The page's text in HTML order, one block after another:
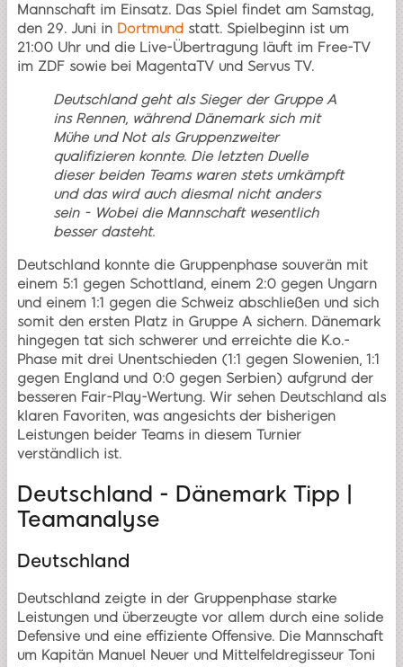
Mannschaft im Einsatz. Das Spiel findet am Samstag,
den 29. Juni in Dortmund statt. Spielbeginn ist um
21:00 Uhr und die Live-Übertragung läuft im Free-TV
im ZDF sowie bei MagentaTV und Servus TV.
Deutschland geht als Sieger der Gruppe A
ins Rennen, während Dänemark sich mit
Mühe und Not als Gruppenzweiter
qualifizieren konnte. Die letzten Duelle
dieser beiden Teams waren stets umkämpft
und das wird auch diesmal nicht anders
sein - Wobei die Mannschaft wesentlich
besser dasteht.
Deutschland konnte die Gruppenphase souverän mit
einem 5:1 gegen Schottland, einem 2:0 gegen Ungarn
und einem 1:1 gegen die Schweiz abschließen und sich
somit den ersten Platz in Gruppe A sichern. Dänemark
hingegen tat sich schwerer und erreichte die K.o.-
Phase mit drei Unentschieden (1:1 gegen Slowenien, 1:1
gegen England und 0:0 gegen Serbien) aufgrund der
besseren Fair-Play-Wertung. Wir sehen Deutschland als
klaren Favoriten, was angesichts der bisherigen
Leistungen beider Teams in diesem Turnier
verständlich ist.
Deutschland - Dänemark Tipp |
Teamanalyse
Deutschland
Deutschland zeigte in der Gruppenphase starke
Leistungen und überzeugte vor allem durch eine solide
Defensive und eine effiziente Offensive. Die Mannschaft
um Kapitän Manuel Neuer und Mittelfeldregisseur Toni